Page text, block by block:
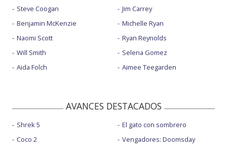
Steve Coogan
Benjamin McKenzie
Naomi Scott
Will Smith
Aida Folch
Jim Carrey
Michelle Ryan
Ryan Reynolds
Selena Gomez
Aimee Teegarden
AVANCES DESTACADOS
Shrek 5
Coco 2
El gato con sombrero
Vengadores: Doomsday